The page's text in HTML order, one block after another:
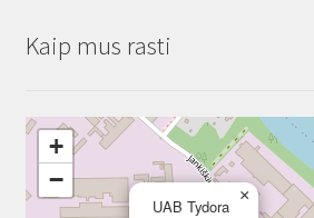
Kaip mus rasti
UAB Tydora
×
+
−